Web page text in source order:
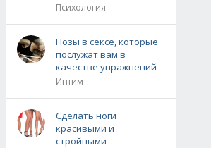
Психология
Позы в сексе, которые
послужат вам в
качестве упражнений
Интим
Сделать ноги
красивыми и
стройными